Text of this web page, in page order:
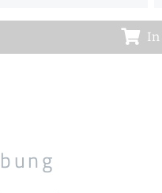
In